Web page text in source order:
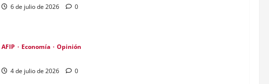
6 de julio de 2026 0
AFIP Economía Opinión
4 de julio de 2026 0